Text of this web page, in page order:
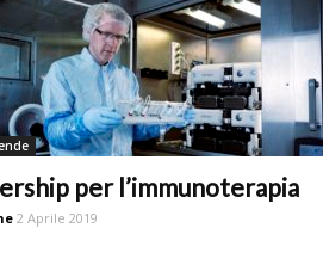
per l’immunoterapia
2 Aprile 2019